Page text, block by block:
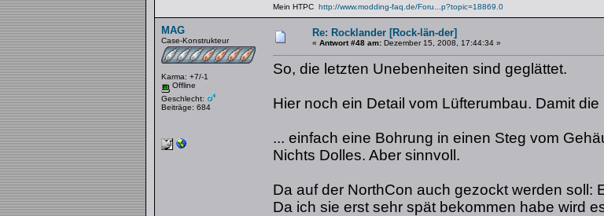
Mein HTPC http://www.modding-faq.de/Foru...p?topic=18869.0
MAG
Case-Konstrukteur
Karma: +7/-1
Offline
Geschlecht:
Beiträge: 684
Re: Rocklander [Rock-län-der]
« Antwort #48 am:Dezember 15, 2008, 17:44:34 »
So, die letzten Unebenheiten sind geglättet.
Hier noch ein Detail vom Lüfterumbau. Damit
... einfach eine Bohrung in einen Steg vom
Nichts Dolles. Aber sinnvoll.
Da auf der NorthCon auch gezockt werden soll:
Da ich sie erst sehr spät bekommen habe wird